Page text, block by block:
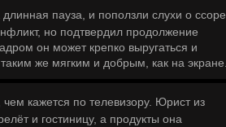
пауза, и поползли слухи о ссоре
но подтвердил продолжение
он может крепко выругаться и
же мягким и добрым, как на экране.
чем кажется по телевизору. Юрист из
и гостиницу, а продукты она